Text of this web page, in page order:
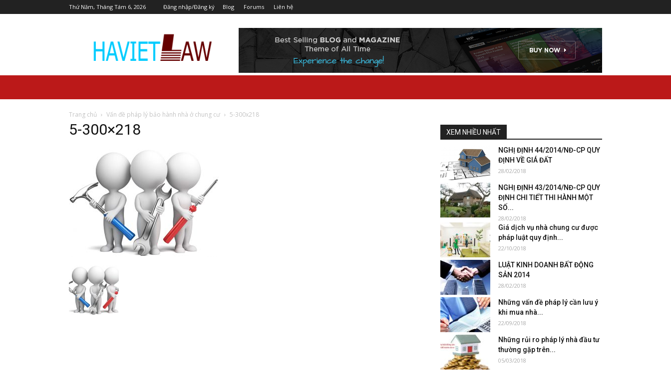
Thứ Năm, Tháng Tám 6, 2026 Đăng nhập/Đăng ký Blog Forums Liên hệ
Lý
Dự
Án
Trang chủ Vấn đề pháp lý bảo hành nhà ở chung cư 5-300x218
5-300×218 XEM NHIỀU NHẤT
NGHỊ ĐỊNH 44/2014/NĐ-CP QUY
ĐỊNH VỀ GIÁ ĐẤT
28/02/2018
NGHỊ ĐỊNH 43/2014/NĐ-CP QUY
ĐỊNH CHI TIẾT THI HÀNH MỘT
SỐ...
28/02/2018
Giá dịch vụ nhà chung cư được
pháp luật quy định...
22/10/2018
LUẬT KINH DOANH BẤT ĐỘNG
SẢN 2014
28/02/2018
Những vấn đề pháp lý cần lưu ý
khi mua nhà...
22/09/2018
Những rủi ro pháp lý nhà đầu tư
thường gặp trên...
05/03/2018